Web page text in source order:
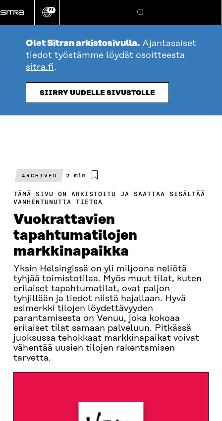
suoraan
sisältöön
Vaihda
kieli
FI
Hae
Olet Sitran arkistosivulla. Ajantasaiset
tiedot työstämme löydät osoitteesta
sitra.fi.
SIIRRY UUDELLE SIVUSTOLLE
ARCHIVED
Arvioitu
2 min
TÄMÄ SIVU ON ARKISTOITU JA SAATTAA SISÄLTÄÄ
VANHENTUNUTTA TIETOA
Vuokrattavien
tapahtumatilojen
markkinapaikka
Yksin Helsingissä on yli miljoona neliötä
tyhjää toimistotilaa. Myös muut tilat, kuten
erilaiset tapahtumatilat, ovat paljon
tyhjillään ja tiedot niistä hajallaan. Hyvä
esimerkki tilojen löydettävyyden
parantamisesta on Venuu, joka kokoaa
erilaiset tilat samaan palveluun. Pitkässä
juoksussa tehokkaat markkinapaikat voivat
vähentää uusien tilojen rakentamisen
tarvetta.